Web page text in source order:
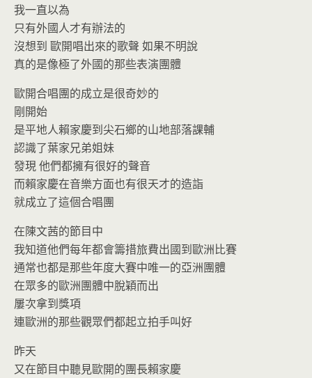
我一直以為
只有外國人才有辦法的
沒想到 歐開唱出來的歌聲 如果不明說
真的是像極了外國的那些表演團體
歐開合唱團的成立是很奇妙的
剛開始
是平地人賴家慶到尖石鄉的山地部落課輔
認識了葉家兄弟姐妹
發現 他們都擁有很好的聲音
而賴家慶在音樂方面也有很天才的造詣
就成立了這個合唱團
在陳文茜的節目中
我知道他們每年都會籌措旅費出國到歐洲比賽
通常也都是那些年度大賽中唯一的亞洲團體
在眾多的歐洲團體中脫穎而出
屢次拿到獎項
連歐洲的那些觀眾們都起立拍手叫好
昨天
又在節目中聽見歐開的團長賴家慶